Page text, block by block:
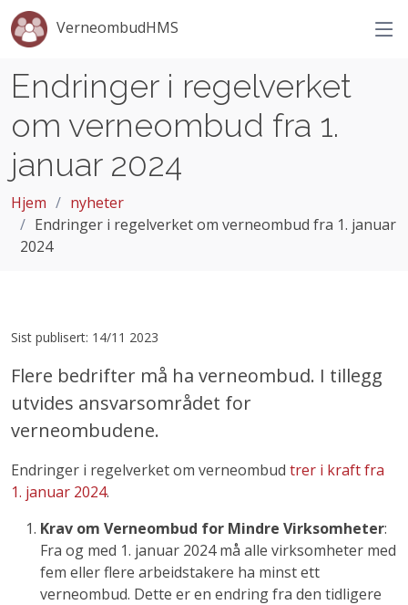
VerneombudHMS
Endringer i regelverket
om verneombud fra 1.
januar 2024
Hjem
nyheter
Endringer i regelverket om verneombud fra 1. januar
2024
Sist publisert: 14/11 2023
Flere bedrifter må ha verneombud. I tillegg
utvides ansvarsområdet for
verneombudene.
Endringer i regelverket om verneombud trer i kraft fra
1. januar 2024.
Krav om Verneombud for Mindre Virksomheter:
Fra og med 1. januar 2024 må alle virksomheter med
fem eller flere arbeidstakere ha minst ett
verneombud. Dette er en endring fra den tidligere